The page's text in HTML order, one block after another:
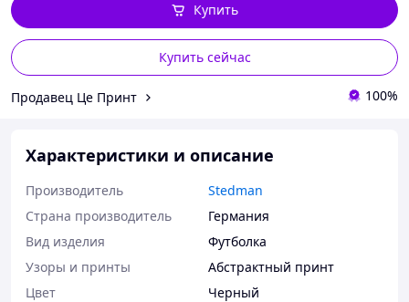
Купить сейчас
Купить
Продавец Це Принт 100%
Характеристики и описание
Производитель
Stedman
Страна производитель
Германия
Вид изделия
Футболка
Узоры и принты
Абстрактный принт
Цвет
Черный